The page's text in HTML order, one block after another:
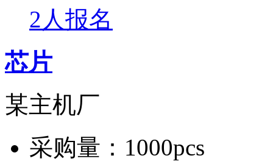
2人报名
芯片
某主机厂
采购量： 1000pcs